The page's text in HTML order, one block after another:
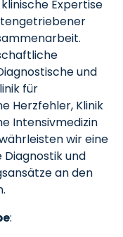
Expertise
und
für
Herzfehler, Klinik
Intensivmedizin
wir eine
und
an den
: